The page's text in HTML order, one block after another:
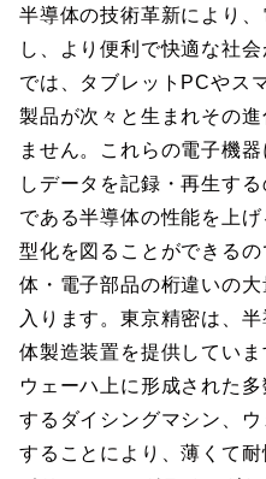
半導体の技術革新により
し、より便利で快適な社
では、タブレットPCやス
製品が次々と生まれその
ません。これらの電子機
しデータを記録・再生す
である半導体の性能を上
型化を図ることができる
体・電子部品の桁違いの
入ります。東京精密は、
体製造装置を提供してい
ウェーハ上に形成された
するダイシングマシン、
することにより、薄くて